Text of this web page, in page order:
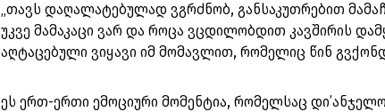
„თავს დაღალატებულად ვგრძნობ, განსაკუთრებით
უკვე მამაკაცი ვარ და როცა ვცდილობდით კავშირის
აღტაცებული ვიყავი იმ მომავლით, რომელიც წინ
ეს ერთ-ერთი ემოციური მომენტია, რომელსაც